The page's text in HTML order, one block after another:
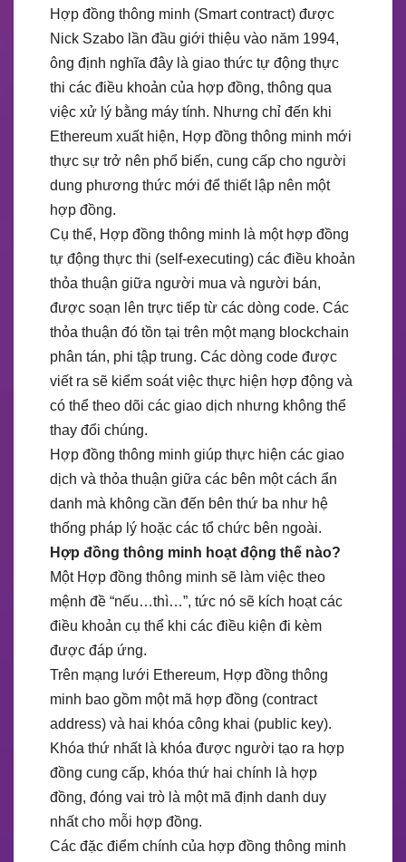
Hợp đồng thông minh (Smart contract) được
Nick Szabo lần đầu giới thiệu vào năm 1994,
ông định nghĩa đây là giao thức tự động thực
thi các điều khoản của hợp đồng, thông qua
việc xử lý bằng máy tính. Nhưng chỉ đến khi
Ethereum xuất hiện, Hợp đồng thông minh mới
thực sự trở nên phổ biến, cung cấp cho người
dung phương thức mới để thiết lập nên một
hợp đồng.
Cụ thể, Hợp đồng thông minh là một hợp đồng
tự động thực thi (self-executing) các điều khoản
thỏa thuận giữa người mua và người bán,
được soạn lên trực tiếp từ các dòng code. Các
thỏa thuận đó tồn tại trên một mạng blockchain
phân tán, phi tập trung. Các dòng code được
viết ra sẽ kiểm soát việc thực hiện hợp động và
có thể theo dõi các giao dịch nhưng không thể
thay đổi chúng.
Hợp đồng thông minh giúp thực hiện các giao
dịch và thỏa thuận giữa các bên một cách ẩn
danh mà không cần đến bên thứ ba như hệ
thống pháp lý hoặc các tổ chức bên ngoài.
Hợp đồng thông minh hoạt động thế nào?
Một Hợp đồng thông minh sẽ làm việc theo
mệnh đề “nếu…thì…”, tức nó sẽ kích hoạt các
điều khoản cụ thể khi các điều kiện đi kèm
được đáp ứng.
Trên mạng lưới Ethereum, Hợp đồng thông
minh bao gồm một mã hợp đồng (contract
address) và hai khóa công khai (public key).
Khóa thứ nhất là khóa được người tạo ra hợp
đồng cung cấp, khóa thứ hai chính là hợp
đồng, đóng vai trò là một mã định danh duy
nhất cho mỗi hợp đồng.
Các đặc điểm chính của hợp đồng thông minh